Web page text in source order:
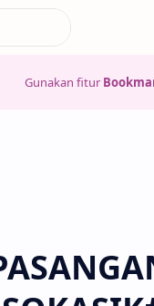
Gunakan fitur